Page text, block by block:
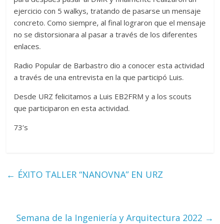
ejercicio con 5 walkys, tratando de pasarse un mensaje
concreto. Como siempre, al final lograron que el mensaje
no se distorsionara al pasar a través de los diferentes
enlaces.
Radio Popular de Barbastro dio a conocer esta actividad
a través de una entrevista en la que participó Luis.
Desde URZ felicitamos a Luis EB2FRM y a los scouts
que participaron en esta actividad.
73’s
← ÉXITO TALLER “NANOVNA” EN URZ
Semana de la Ingeniería y Arquitectura 2022 →